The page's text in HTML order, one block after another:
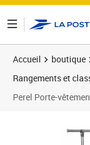
Accueil boutique
Rangements et
Perel Porte-